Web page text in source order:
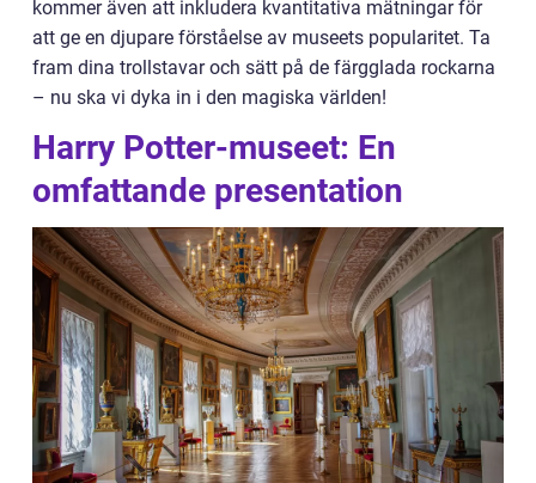
kommer även att inkludera kvantitativa mätningar för
att ge en djupare förståelse av museets popularitet. Ta
fram dina trollstavar och sätt på de färgglada rockarna
– nu ska vi dyka in i den magiska världen!
Harry Potter-museet: En
omfattande presentation